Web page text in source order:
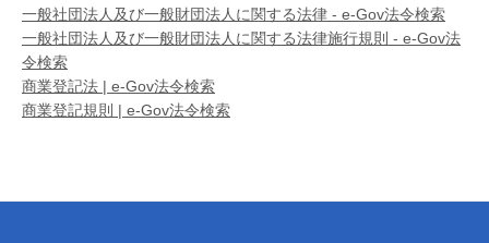
一般社団法人及び一般財団法人に関する法律 - e-Gov法令検索
一般社団法人及び一般財団法人に関する法律施行規則 - e-Gov法
令検索
商業登記法 | e-Gov法令検索
商業登記規則 | e-Gov法令検索